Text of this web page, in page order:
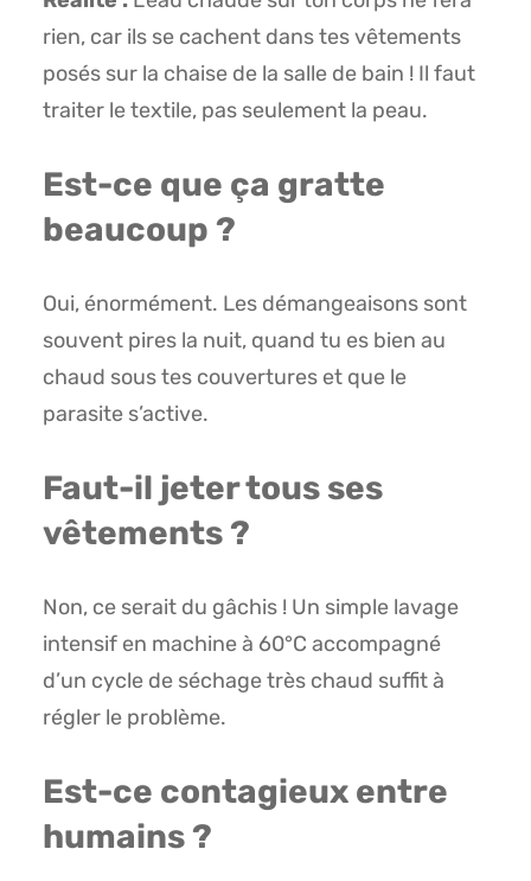
rien, car ils se cachent dans tes vêtements
posés sur la chaise de la salle de bain ! Il faut
traiter le textile, pas seulement la peau.
Est-ce que ça gratte
beaucoup ?
Oui, énormément. Les démangeaisons sont
souvent pires la nuit, quand tu es bien au
chaud sous tes couvertures et que le
parasite s’active.
Faut-il jeter tous ses
vêtements ?
Non, ce serait du gâchis ! Un simple lavage
intensif en machine à 60°C accompagné
d’un cycle de séchage très chaud suffit à
régler le problème.
Est-ce contagieux entre
humains ?